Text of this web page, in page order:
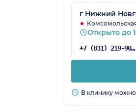
г Нижний
Открыто до
+7 (831) 219-90-69
В клинику можно